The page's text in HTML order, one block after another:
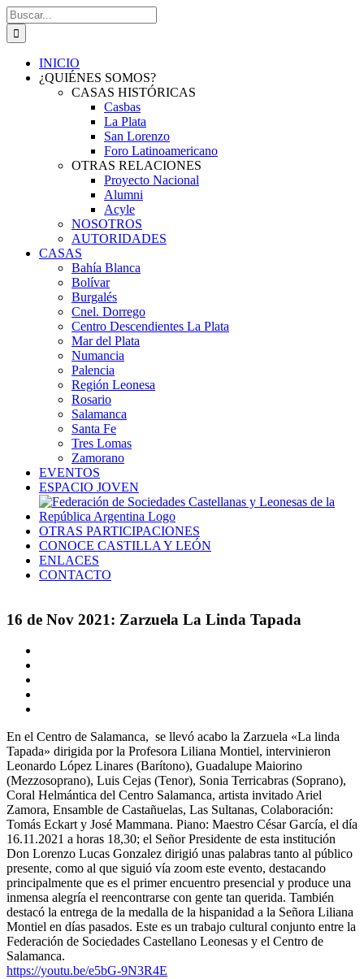
Saltar
al
contenido
Buscar:
INICIO
¿QUIÉNES SOMOS?
CASAS HISTÓRICAS
Casbas
La Plata
San Lorenzo
Foro Latinoamericano
OTRAS RELACIONES
Proyecto Nacional
Alumni
Acyle
NOSOTROS
AUTORIDADES
CASAS
Bahía Blanca
Bolívar
Burgalés
Cnel. Dorrego
Centro Descendientes La Plata
Mar del Plata
Numancia
Palencia
Región Leonesa
Rosario
Salamanca
Santa Fe
Tres Lomas
Zamorano
EVENTOS
ESPACIO JOVEN
OTRAS PARTICIPACIONES
CONOCE CASTILLA Y LEÓN
ENLACES
CONTACTO
16 de Nov 2021: Zarzuela La Linda Tapada
En el Centro de Salamanca, se llevó acabo la Zarzuela «La linda
Tapada» dirigida por la Profesora Liliana Montiel, intervinieron
Leonardo López Linares (Barítono), Guadalupe Maiorino
(Mezzosoprano), Luis Cejas (Tenor), Sonia Terricabras (Soprano),
Coral Helmántica del Centro Salamanca, artista invitado Ariel
Zamora, Ensamble de Castañuelas, Las Sultanas, Colaboración:
Tomás Eckart y José Mammana. Piano: Maestro César García, el día
16.11.2021 a horas 18,30; el Señor Presidente de esta institución
Don Lorenzo Lucas Gonzalez dirigió unas palabras tanto al público
presente, como al que siguió vía zoom este evento, destacando
principalmente que es el primer encuentro presencial y produce una
inmensa alegría el reencontrarse con gente tan querida. También
destacó la entrega de la medalla de la hispanidad a la Señora Liliana
Montiel en días pasados. Este es un trabajo cultural conjunto entre la
Federación de Sociedades Castellano Leonesas y el Centro de
Salamanca.
https://youtu.be/e5bG-9N3R4E